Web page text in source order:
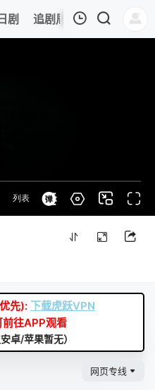
日剧 追剧周表 今日更新
先): 下载虎跃VPN
往APP观看
卓/苹果暂无）
网页专线